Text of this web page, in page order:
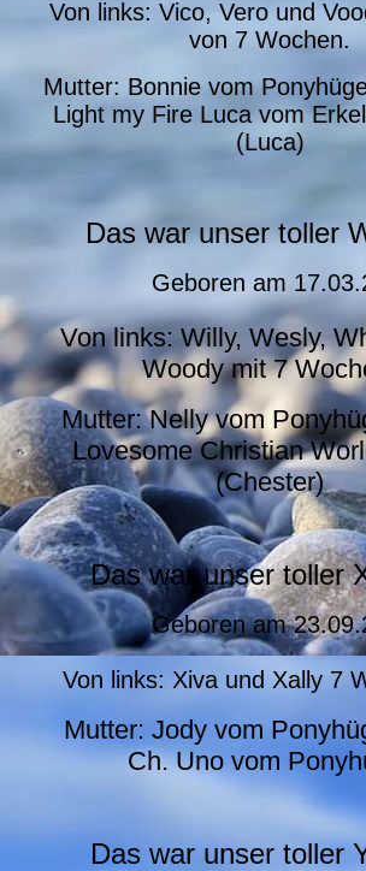
Von links: Vico, Vero und
von 7 Wochen.
Mutter: Bonnie vom
Light my Fire Luca vom
(Luca)
Das war unser toller
Geboren am
Von links: Willy, Wesly,
Woody mit 7
Mutter: Nelly vom
Lovesome Christian
(Chester)
Das war unser toller
Geboren am
Von links: Xiva und Xally 7
Mutter: Jody vom
Ch. Uno vom
Das war unser toller